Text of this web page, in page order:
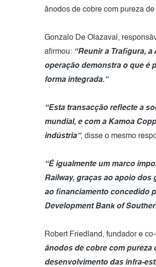
ânodos de cobre com pureza
Gonzalo De Olazaval,
afirmou: “Reunir a Trafigura,
operação demonstra o que é
forma integrada.”
“Esta transacção reflecte a
mundial, e com a Kamoa
indústria”, disse o mesmo
“É igualmente um marco
Railway, graças ao apoio dos
ao financiamento concedido
Development Bank of
Robert Friedland, fundador e
ânodos de cobre com pureza
desenvolvimento das infra-